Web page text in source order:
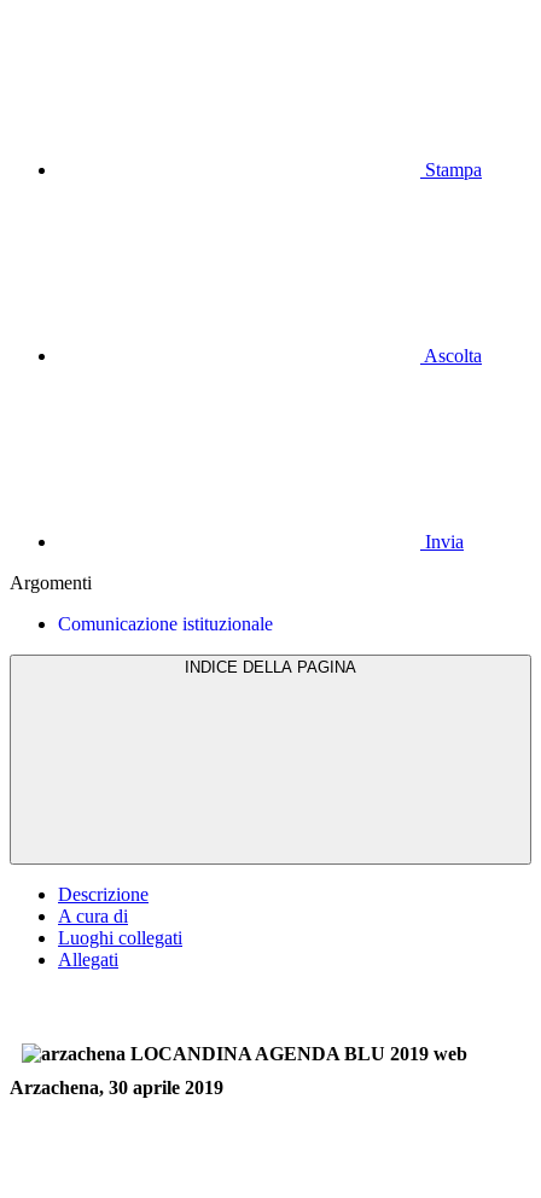
Stampa
Ascolta
Invia
Argomenti
Comunicazione istituzionale
Descrizione
A cura di
Luoghi collegati
Allegati
Arzachena, 30 aprile 2019